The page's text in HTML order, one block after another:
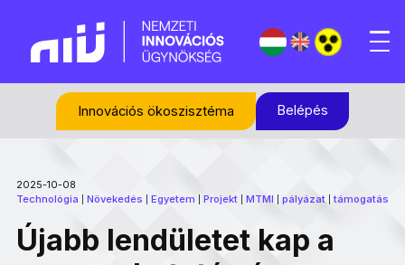
Innovációs ökoszisztéma Belépés
2025-10-08
Technológia Növekedés Egyetem Projekt| MTMI pályázat| támogatás
Újabb lendületet kap a